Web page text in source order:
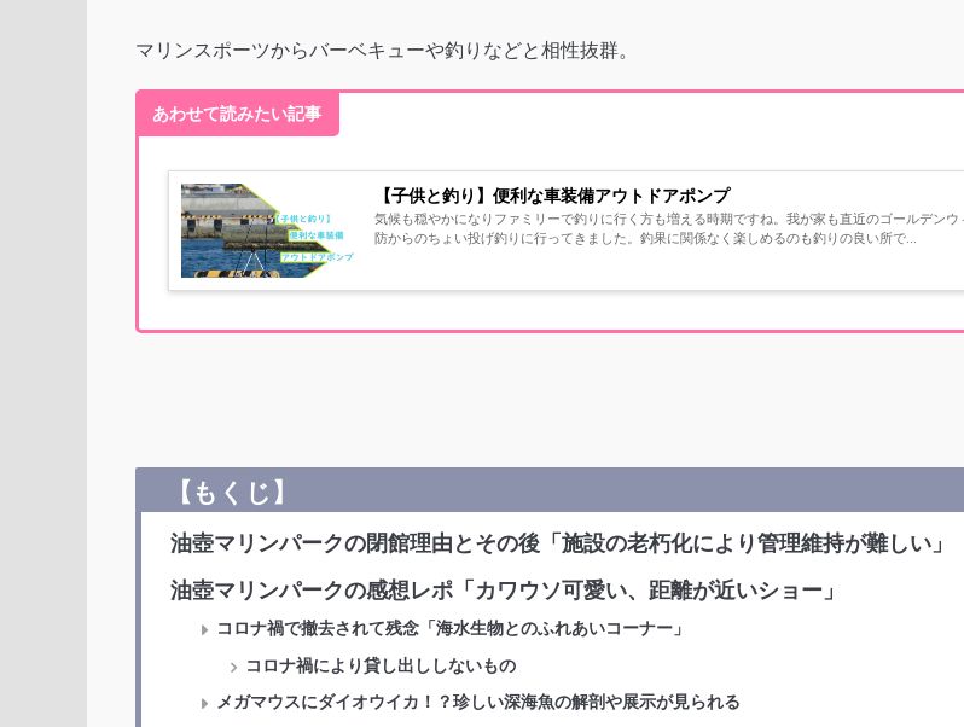
マリンスポーツからバーベキューや釣りなどと相性抜群。
あわせて読みたい記事
【子供と釣り】便利な車装備アウトドアポンプ
気候も穏やかになりファミリーで釣りに行く方も増える時期ですね。我が家も直近のゴールデンウ
防からのちょい投げ釣りに行ってきました。釣果に関係なく楽しめるのも釣りの良い所で...
【もくじ】
油壺マリンパークの閉館理由とその後「施設の老朽化により管理維持が難しい」
油壺マリンパークの感想レポ「カワウソ可愛い、距離が近いショー」
コロナ禍で撤去されて残念「海水生物とのふれあいコーナー」
コロナ禍により貸し出ししないもの
メガマウスにダイオウイカ！？珍しい深海魚の解剖や展示が見られる